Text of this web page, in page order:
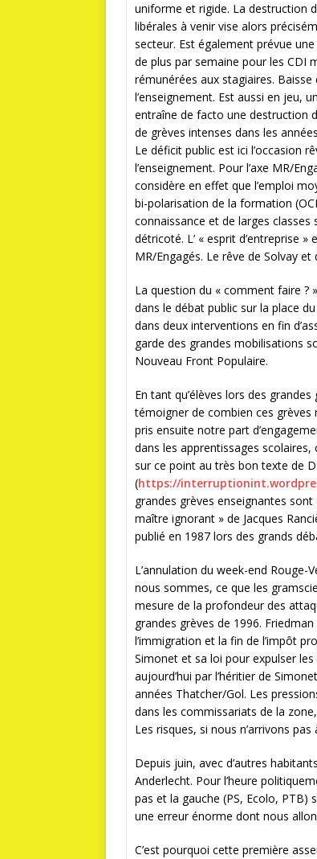
uniforme et rigide. La destruction
libérales à venir vise alors
secteur. Est également prévue
de plus par semaine pour les CDI
rémunérées aux stagiaires.
l’enseignement. Est aussi en jeu,
entraîne de facto une destruction
de grèves intenses dans les
Le déficit public est ici l’occasion
l’enseignement. Pour l’axe MR/
considère en effet que l’emploi
bi-polarisation de la formation
connaissance et de larges
détricoté. L’ « esprit d’entreprise
MR/Engagés. Le rêve de Solvay
La question du « comment faire ?
dans le débat public sur la place
dans deux interventions en fin
garde des grandes mobilisations
Nouveau Front Populaire.
En tant qu’élèves lors des
témoigner de combien ces
pris ensuite notre part
dans les apprentissages scolaires,
sur ce point au très bon texte de
(https://interruptionint.
grandes grèves enseignantes
maître ignorant » de Jacques
publié en 1987 lors des grands
L’annulation du week-end
nous sommes, ce que les
mesure de la profondeur des
grandes grèves de 1996.
l’immigration et la fin de l’impôt
Simonet et sa loi pour expulser
aujourd’hui par l’héritier de
années Thatcher/Gol. Les
dans les commissariats de la
Les risques, si nous n’arrivons
Depuis juin, avec d’autres
Anderlecht. Pour l’heure
pas et la gauche (PS, Ecolo, PTB)
une erreur énorme dont nous
C’est pourquoi cette première